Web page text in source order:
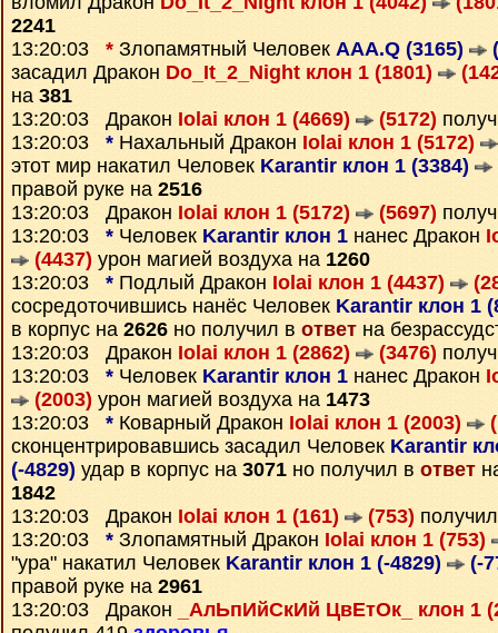
2241
13:20:03 * Злопамятный Человек AAA.Q (3165)
засадил Дракон Do_It_2_Night клон 1 (1801)
на 381
13:20:03 Дракон Iolai клон 1 (4669) (5172)
13:20:03 * Нахальный Дракон Iolai клон 1 (5172)
этот мир накатил Человек Karantir клон 1 (3384)
правой руке на 2516
13:20:03 Дракон Iolai клон 1 (5172) (5697)
13:20:03 * Человек Karantir клон 1 нанес Дракон
(4437) урон магией воздуха на 1260
13:20:03 * Подлый Дракон Iolai клон 1 (4437)
сосредоточившись нанёс Человек Karantir клон 1
в корпус на 2626 но получил в ответ на
13:20:03 Дракон Iolai клон 1 (2862) (3476)
13:20:03 * Человек Karantir клон 1 нанес Дракон
(2003) урон магией воздуха на 1473
13:20:03 * Коварный Дракон Iolai клон 1 (2003)
сконцентрировавшись засадил Человек Karantir
(-4829) удар в корпус на 3071 но получил в ответ
1842
13:20:03 Дракон Iolai клон 1 (161) (753)
13:20:03 * Злопамятный Дракон Iolai клон 1 (753)
"ура" накатил Человек Karantir клон 1 (-4829)
(-
правой руке на 2961
13:20:03 Дракон
_АлЬпИйСкИй ЦвЕтОк_ клон 1